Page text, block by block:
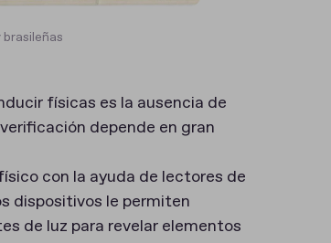
físicas es la ausencia de
depende en gran
con la ayuda de lectores de
dispositivos le permiten
de luz para revelar elementos